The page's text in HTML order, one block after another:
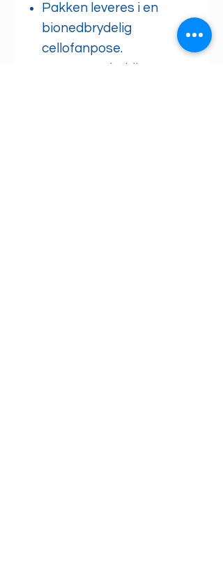
Pakken leveres i en
bionedbrydelig
cellofanpose.